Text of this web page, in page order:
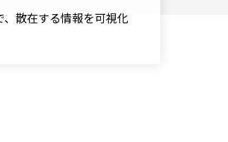
散在する情報を可視化